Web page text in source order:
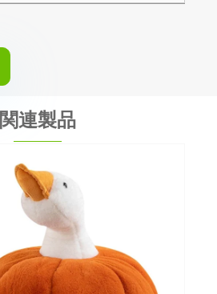
関連製品
もちゃのキーチェーン